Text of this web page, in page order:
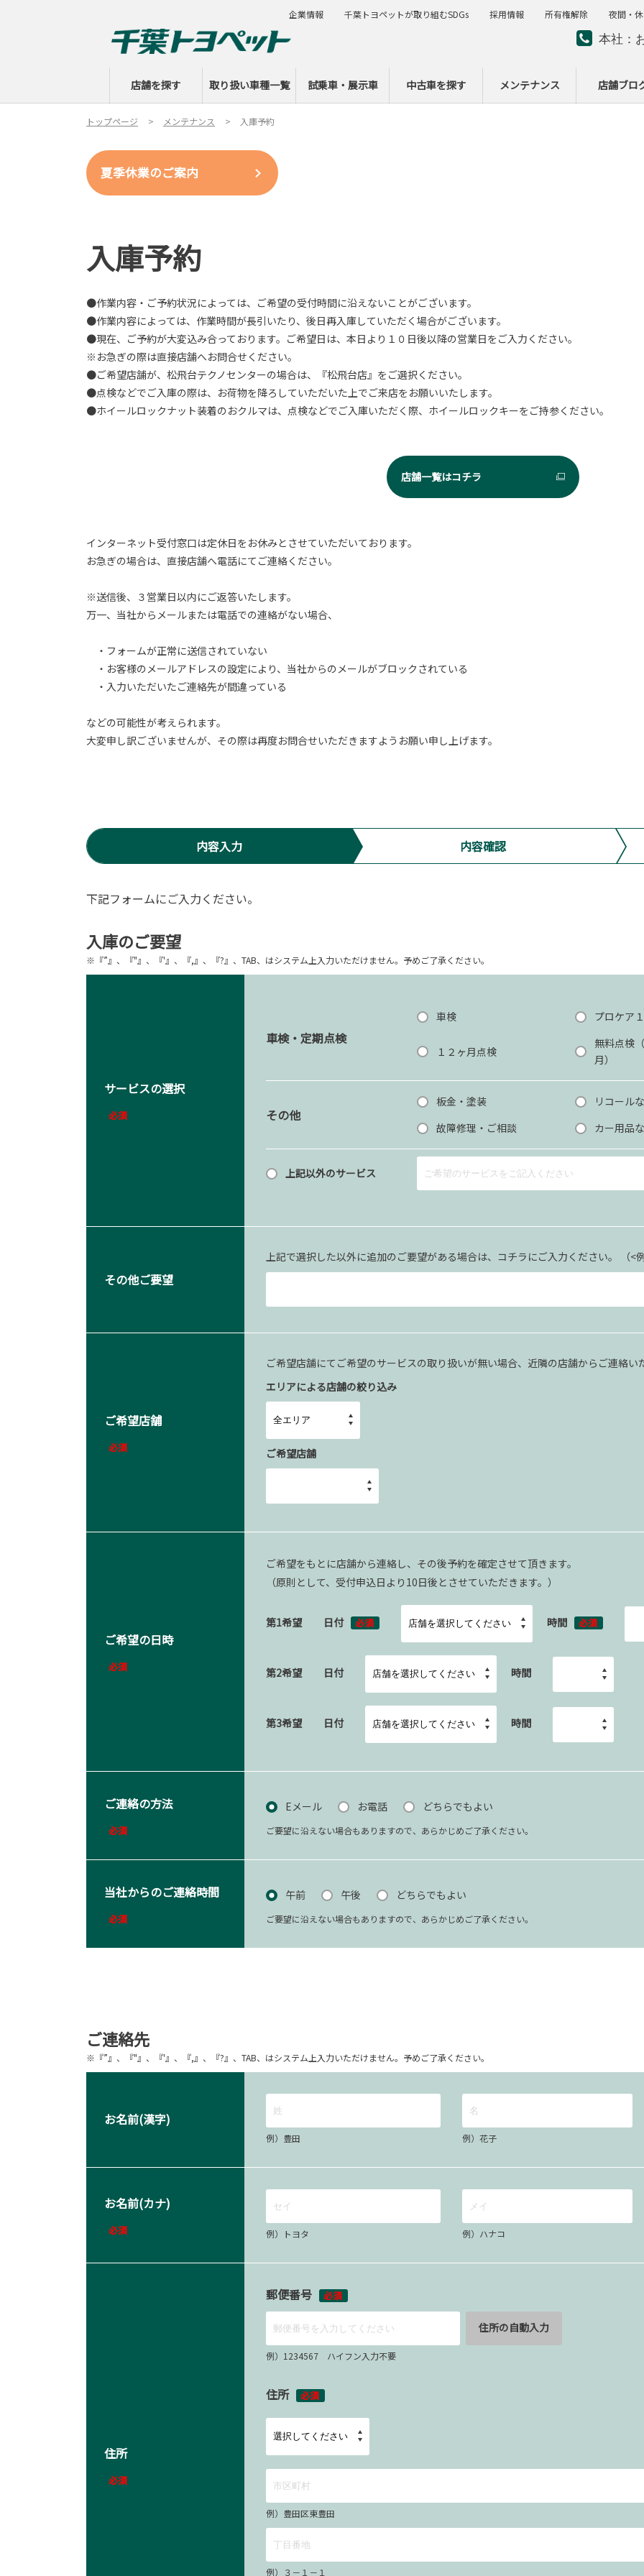
本社：
ー
店舗を探す 取り扱い車種一覧 試乗車・展示車 中古車を探す メンテナンス 店舗ブロ
企業情報 千葉トヨペットが取り組むSDGs 採用情報 所有権解除 夜間・
トップページ メンテナンス 入庫予約
夏季休業のご案内
入庫予約
●作業内容・ご予約状況によっては、ご希望の受付時間に沿えないことがございます。
●作業内容によっては、作業時間が長引いたり、後日再入庫していただく場合がございます。
●現在、ご予約が大変込み合っております。ご希望日は、本日より１０日後以降の営業日をご入力ください。
※お急ぎの際は直接店舗へお問合せください。
●ご希望店舗が、松飛台テクノセンターの場合は、『松飛台店』をご選択ください。
●点検などでご入庫の際は、お荷物を降ろしていただいた上でご来店をお願いいたします。
●ホイールロックナット装着のおクルマは、点検などでご入庫いただく際、ホイールロックキーをご持参ください。
店舗一覧はコチラ
インターネット受付窓口は定休日をお休みとさせていただいております。
お急ぎの場合は、直接店舗へ電話にてご連絡ください。
※送信後、３営業日以内にご返答いたします。
万一、当社からメールまたは電話での連絡がない場合、
・フォームが正常に送信されていない
・お客様のメールアドレスの設定により、当社からのメールがブロックされている
・入力いただいたご連絡先が間違っている
などの可能性が考えられます。
大変申し訳ございませんが、その際は再度お問合せいただきますようお願い申し上げます。
内容入力 内容確認
下記フォームにご入力ください。
入庫のご要望
※『”』、『"』、『'』、『,』、『?』、TAB、はシステム上入力いただけません。予めご了承ください。
サービスの選択
必須
車検・定期点検
車検 プロケア
１２ヶ月点検
無料点検
月）
その他
板金・塗装
リコール
故障修理・ご相談
カー用品
上記以外のサービス
その他ご要望
上記で選択した以外に追加のご要望がある場合は、コチラにご入力ください。 （<
ご希望店舗
必須
ご希望店舗にてご希望のサービスの取り扱いが無い場合、近隣の店舗からご連絡い
エリアによる店舗の絞り込み
ご希望店舗
ご希望の日時
必須
ご希望をもとに店舗から連絡し、その後予約を確定させて頂きます。
（原則として、受付申込日より10日後とさせていただきます。）
第1希望 日付 必須 時間 必須
第2希望 日付 時間
第3希望 日付 時間
ご連絡の方法
必須
Eメール お電話 どちらでもよい
ご要望に沿えない場合もありますので、あらかじめご了承ください。
当社からのご連絡時間
必須
午前 午後 どちらでもよい
ご要望に沿えない場合もありますので、あらかじめご了承ください。
ご連絡先
※『”』、『"』、『'』、『,』、『?』、TAB、はシステム上入力いただけません。予めご了承ください。
お名前(漢字)
例）豊田 例）花子
お名前(カナ)
必須 例）トヨタ 例）ハナコ
住所
必須
郵便番号 必須
住所の自動入力
例）1234567 ハイフン入力不要
住所 必須
例）豊田区東豊田
例）３－１－１